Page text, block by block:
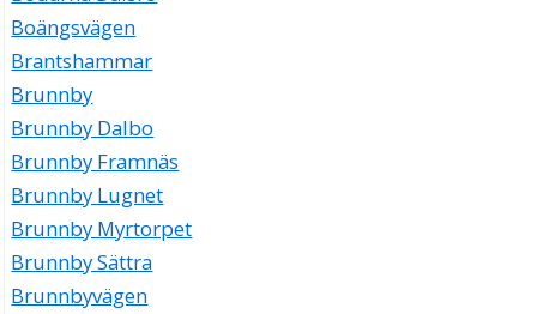
Boängsvägen
Brantshammar
Brunnby
Brunnby Dalbo
Brunnby Framnäs
Brunnby Lugnet
Brunnby Myrtorpet
Brunnby Sättra
Brunnbyvägen